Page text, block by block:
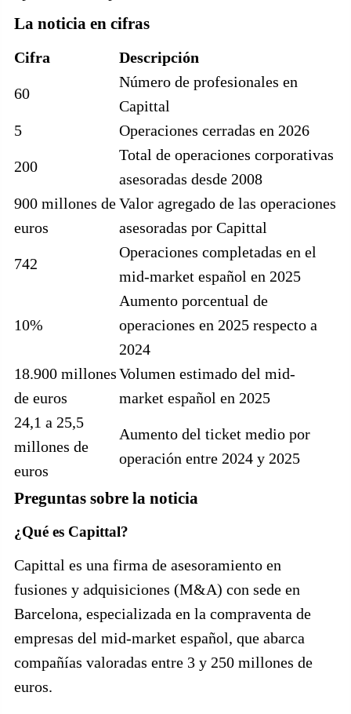
La noticia en cifras
Cifra Descripción
60
Número de profesionales en
Capittal
5
Operaciones cerradas en 2026
200
Total de operaciones corporativas
asesoradas desde 2008
900 millones de
euros
Valor agregado de las operaciones
asesoradas por Capittal
742
Operaciones completadas en el
mid-market español en 2025
10%
Aumento porcentual de
operaciones en 2025 respecto a
2024
18.900 millones
de euros
Volumen estimado del mid-
market español en 2025
24,1 a 25,5
millones de
euros
Aumento del ticket medio por
operación entre 2024 y 2025
Preguntas sobre la noticia
¿Qué es Capittal?
Capittal es una firma de asesoramiento en
fusiones y adquisiciones (M&A) con sede en
Barcelona, especializada en la compraventa de
empresas del mid-market español, que abarca
compañías valoradas entre 3 y 250 millones de
euros.